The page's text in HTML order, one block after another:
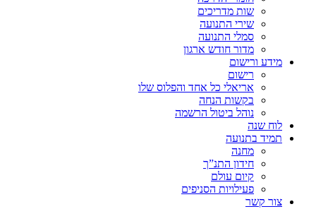
שות מדריכים
שירי התנועה
סמלי התנועה
מדור חודש ארגון
מידע ורישום
רישום
אריאלי כל אחד והפלוס שלו
בקשות הנחה
נוהל ביטול הרשמה
לוח שנה
תמיד בתנועה
מחנה
חידון התנ”ך
קיום עולם
פעילויות הסניפים
צור קשר